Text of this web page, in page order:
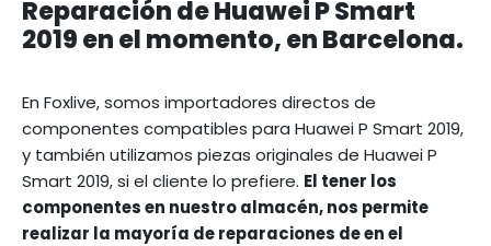
Reparación de Huawei P Smart
2019 en el momento, en Barcelona.
En Foxlive, somos importadores directos de
componentes compatibles para Huawei P Smart 2019,
y también utilizamos piezas originales de Huawei P
Smart 2019, si el cliente lo prefiere. El tener los
componentes en nuestro almacén, nos permite
realizar la mayoría de reparaciones de en el